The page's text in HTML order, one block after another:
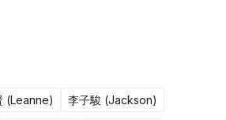
(Leanne) 李子駿 (Jackson)